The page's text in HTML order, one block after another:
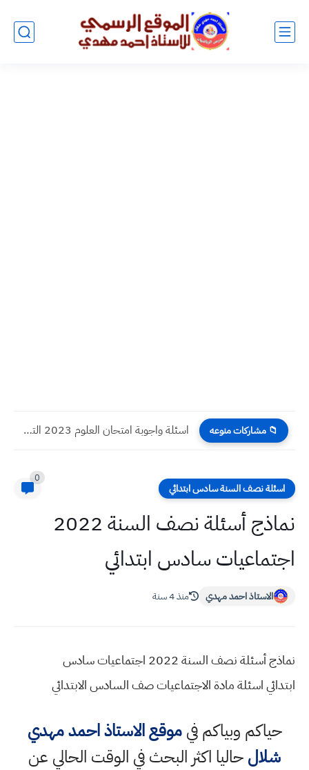
📁 مشاركات منوعه اسئلة واجوبة امتحان العلوم 2023 التحصيلي المتقدمين لمدارس المتميزين والمتفوقين...
اسئلة نصف السنة سادس ابتدائي
0
نماذج أسئلة نصف السنة 2022
اجتماعيات سادس ابتدائي
الاستاذ احمد مهدي منذ 4 سنة
نماذج أسئلة نصف السنة 2022 اجتماعيات سادس
ابتدائي اسئلة مادة الاجتماعيات صف السادس الابتدائي
حياكم وبياكم فيموقع الاستاذ احمد مهدي
شلالحاليا اكثر البحث في الوقت الحالي عن